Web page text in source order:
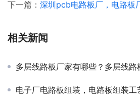
下一篇： 深圳pcb电路板厂，电路板
相关新闻
多层线路板厂家有哪些？多层线路
电子厂电路板组装，电路板组装工